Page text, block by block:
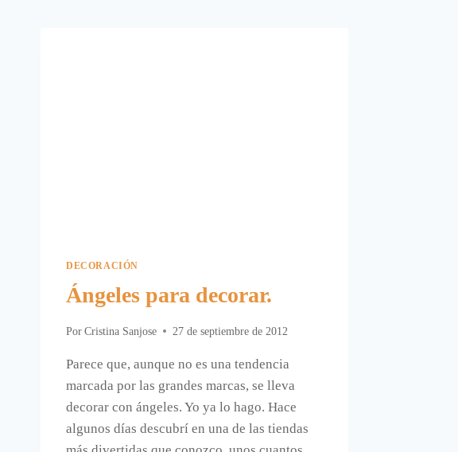
DECORACIÓN
Ángeles para decorar.
Por Cristina Sanjose 27 de septiembre de 2012
Parece que, aunque no es una tendencia
marcada por las grandes marcas, se lleva
decorar con ángeles. Yo ya lo hago. Hace
algunos días descubrí en una de las tiendas